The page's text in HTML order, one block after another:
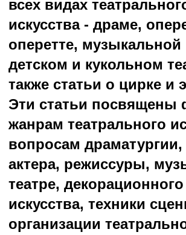
всех видах
искусства - драме,
оперетте, музыкальной
детском и кукольном
также статьи о цирке и
Эти статьи
жанрам театрального
вопросам драматургии,
актера, режиссуры,
театре, декорационного
искусства, техники
организации